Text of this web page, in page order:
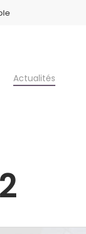
Actualités